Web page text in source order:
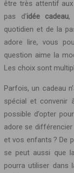
être très attentif
pas d’idée cadeau,
quotidien et de la
adore lire, vous
question aime la
Les choix sont
Parfois, un cadeau
spécial et convenir
possible d’opter
adore se
et vos enfants ? De
se peut aussi que
pourra utiliser dans